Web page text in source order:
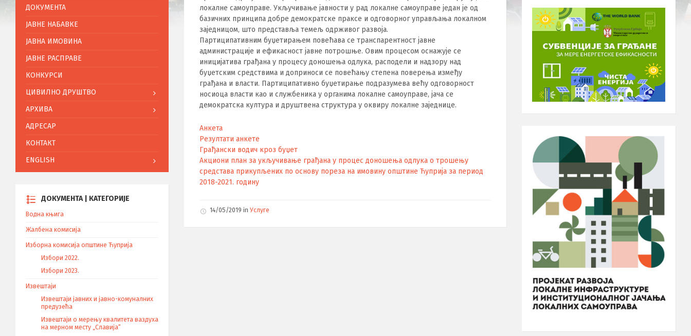
локалне самоуправе. Укључивање јавности у рад локалне самоуправе један је од
базичних принципа добре демократске праксе и одговорног управљања локалном
заједницом, што представља темељ одрживог развоја.
Партиципативним буџетирањем повећава се транспарентност јавне
администрације и ефикасност јавне потрошње. Овим процесом оснажује се
иницијатива грађана у процесу доношења одлука, расподели и надзору над
буџетским средствима и доприноси се повећању степена поверења између
грађана и власти. Партиципативно буџетирање подразумева већу одговорност
носиоца власти као и службеника у органима локалне самоуправе, јача се
демократска култура и друштвена структура у оквиру локалне заједнице.
Анкета
Резултати анкете
Грађански водич кроз буџет
Акциони план за укључивање грађана у процес доношења одлука о трошењу
средстава прикупљених по основу пореза на имовину општине Ћуприја за период
2018-2021. годину
14/05/2019inУслуге
ДОКУМЕНТА
ЈАВНЕ НАБАВКЕ
ЈАВНА ИМОВИНА
ЈАВНЕ РАСПРАВЕ
КОНКУРСИ
ЦИВИЛНО ДРУШТВО
АРХИВА
АДРЕСАР
КОНТАКТ
ENGLISH
ДОКУМЕНТА | КАТЕГОРИЈЕ
Водна књига
Жалбена комисија
Изборна комисија општине Ћуприја
Избори 2022.
Избори 2023.
Извештаји
Извештаји јавних и јавно-комуналних
предузећа
Извештаји о мерењу квалитета ваздуха
на мерном месту „Славија“